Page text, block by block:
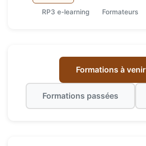
RP3 e-learning Formateurs
Formations à venir
Formations passées